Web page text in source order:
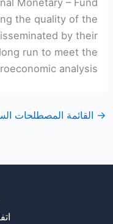
the quality of the
by their
run to meet the
analysis.
→ القائمة المصطلحات